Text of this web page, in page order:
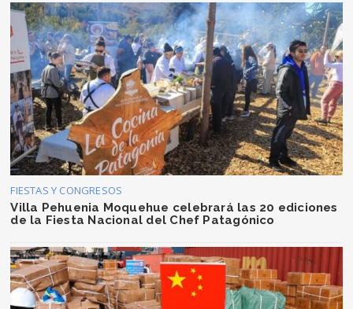
FIESTAS Y CONGRESOS
Villa Pehuenia Moquehue celebrará las 20 ediciones
de la Fiesta Nacional del Chef Patagónico